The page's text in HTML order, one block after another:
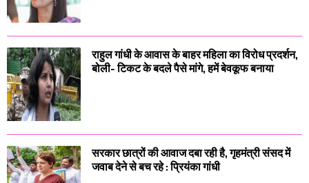
राहुल गांधी के आवास के बाहर महिला का विरोध प्रदर्शन,
बोली- टिकट के बदले पैसे मांगे, हमें बेवकूफ बनाया
सरकार छात्रों की आवाज दबा रही है, गृहमंत्री संसद में
जवाब देने से बच रहे : प्रियंका गांधी